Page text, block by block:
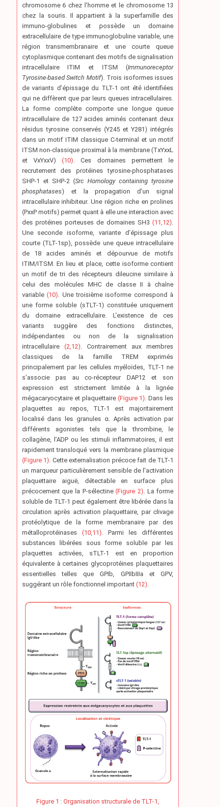
chromosome 6 chez l’homme et le chromosome 13
chez la souris. Il appartient à la superfamille des
immuno-globulines et possède un domaine
extracellulaire de type immunoglobuline variable, une
région transmembranaire et une courte queue
cytoplasmique contenant des motifs de signalisation
intracellulaire ITIM et ITSM (Immunoreceptor
Tyrosine-based Switch Motif). Trois isoformes issues
de variants d’épissage du TLT-1 ont été identifiées
qui ne diffèrent que par leurs queues intracellulaires.
La forme complète comporte une longue queue
intracellulaire de 127 acides aminés contenant deux
résidus tyrosine conservés (Y245 et Y281) intégrés
dans un motif ITIM classique C-terminal et un motif
ITSM non-classique proximal à la membrane (TxYxxL
et VxYxxV) (10). Ces domaines permettent le
recrutement des protéines tyrosine-phosphatases
SHP-1 et SHP-2 (Src Homology containing tyrosine
phosphatases) et la propagation d’un signal
intracellulaire inhibiteur. Une région riche en prolines
(PxxP motifs) permet quant à elle une interaction avec
des protéines porteuses de domaines SH3(11,12).
Une seconde isoforme, variante d’épissage plus
courte (TLT-1sp), possède une queue intracellulaire
de 18 acides aminés et dépourvue de motifs
ITIM/ITSM. En lieu et place, cette isoforme contient
un motif de tri des récepteurs dileucine similaire à
celui des molécules MHC de classe II à chaîne
variable(10). Une troisième isoforme correspond à
une forme soluble (sTLT-1) constituée uniquement
du domaine extracellulaire. L’existence de ces
variants suggère des fonctions distinctes,
indépendantes ou non de la signalisation
intracellulaire (2,12). Contrairement aux membres
classiques de la famille TREM exprimés
principalement par les cellules myéloïdes, TLT-1 ne
s’associe pas au co-récepteur DAP12 et son
expression est strictement limitée à la lignée
mégacaryocytaire et plaquettaire (Figure 1). Dans les
plaquettes au repos, TLT-1 est majoritairement
localisé dans les granules α. Après activation par
différents agonistes tels que la thrombine, le
collagène, l’ADP ou les stimuli inflammatoires, il est
rapidement transloqué vers la membrane plasmique
(Figure 1). Cette externalisation précoce fait de TLT-1
un marqueur particulièrement sensible de l’activation
plaquettaire aiguë, détectable en surface plus
précocement que la P-sélectine(Figure 2). La forme
soluble de TLT-1 peut également être libérée dans la
circulation après activation plaquettaire, par clivage
protéolytique de la forme membranaire par des
métalloprotéinases (10,11). Parmi les différentes
substances libérées sous forme soluble par les
plaquettes activées, sTLT-1 est en proportion
équivalente à certaines glycoprotéines plaquettaires
essentielles telles que GPIb, GPIIbIIIa et GPV,
suggérant un rôle fonctionnel important (12).
Figure 1 : Organisation structurale de TLT-1,